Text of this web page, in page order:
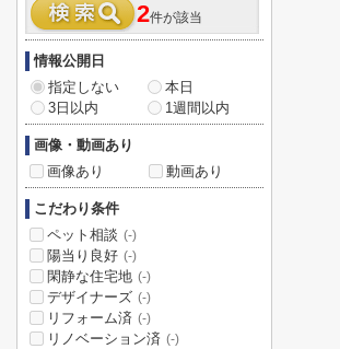
2件が該当
情報公開日
指定しない
本日
3日以内
1週間以内
画像・動画あり
画像あり
動画あり
こだわり条件
ペット相談 (-)
陽当り良好 (-)
閑静な住宅地 (-)
デザイナーズ (-)
リフォーム済 (-)
リノベーション済 (-)